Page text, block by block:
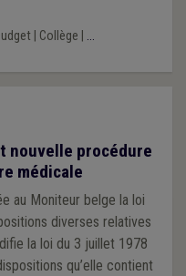
| Collège ...
nouvelle procédure
médicale
au Moniteur belge la loi
diverses relatives
qu’elle contient